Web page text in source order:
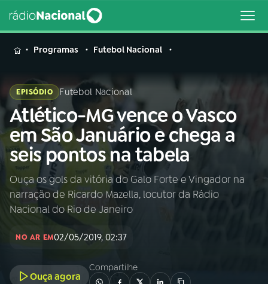
MENU
Buscar
na
Rádio
Nacional
Buscar
AO VIVO
Programas Futebol Nacional
EPISÓDIO Futebol Nacional
Atlético-MG vence o Vasco
em São Januário e chega a
seis pontos na tabela
Ouça os gols da vitória do Galo Forte e Vingador na
narração de Ricardo Mazella, locutor da Rádio
Nacional do Rio de Janeiro
NO AR EM02/05/2019, 02:37
Ouça agora
Compartilhe